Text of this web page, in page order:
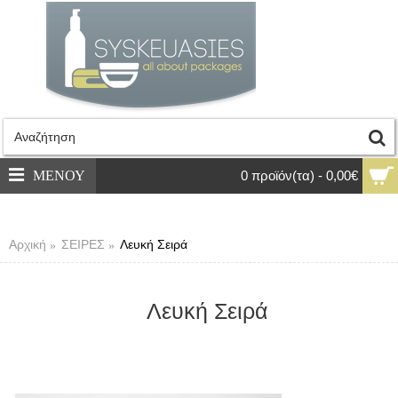
0 προϊόν(τα) - 0,00€
ΜΕΝΟΥ
Αρχική ΣΕΙΡΕΣ Λευκή Σειρά
Λευκή Σειρά